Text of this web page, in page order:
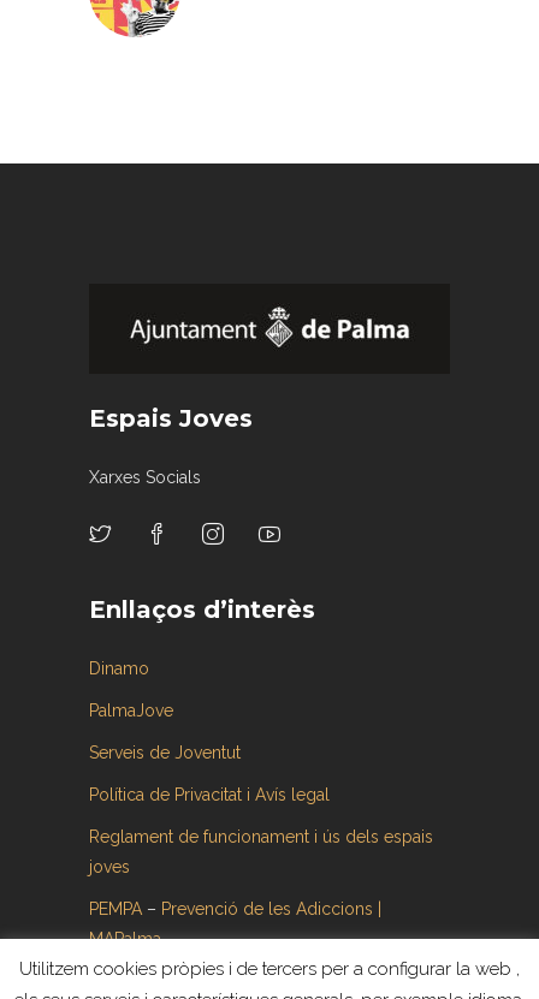
Espais Joves
Xarxes Socials
Enllaços d’interès
Dinamo
PalmaJove
Serveis de Joventut
Política de Privacitat i Avís legal
Reglament de funcionament i ús dels espais
joves
PEMPA – Prevenció de les Adiccions |
MAPalma
Utilitzem cookies pròpies i de tercers per a configurar la web ,